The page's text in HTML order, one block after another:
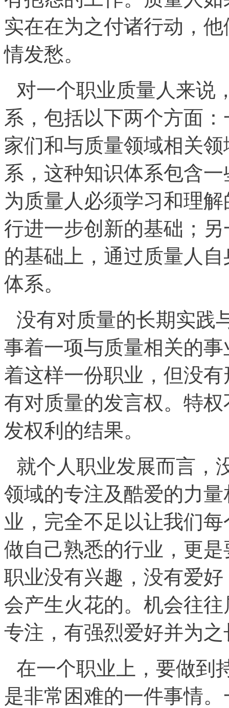
实在在为之付诸行动，
情发愁。
对一个职业质量人来说
系，包括以下两个方面
家们和与质量领域相关
系，这种知识体系包含
为质量人必须学习和理
行进一步创新的基础；
的基础上，通过质量人
体系。
没有对质量的长期实践
事着一项与质量相关的
着这样一份职业，但没
有对质量的发言权。特
发权利的结果。
就个人职业发展而言，
领域的专注及酷爱的力
业，完全不足以让我们
做自己熟悉的行业，更
职业没有兴趣，没有爱
会产生火花的。机会往
专注，有强烈爱好并为
在一个职业上，要做到
是非常困难的一件事情